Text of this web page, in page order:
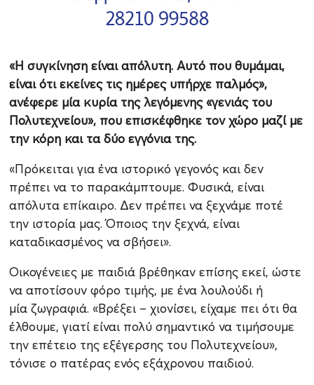
«Η συγκίνηση είναι απόλυτη. Αυτό που θυμάμαι,
είναι ότι εκείνες τις ημέρες υπήρχε παλμός»,
ανέφερε μία κυρία της λεγόμενης «γενιάς του
Πολυτεχνείου», που επισκέφθηκε τον χώρο μαζί με
την κόρη και τα δύο εγγόνια της.
«Πρόκειται για ένα ιστορικό γεγονός και δεν
πρέπει να το παρακάμπτουμε. Φυσικά, είναι
απόλυτα επίκαιρο. Δεν πρέπει να ξεχνάμε ποτέ
την ιστορία μας. Όποιος την ξεχνά, είναι
καταδικασμένος να σβήσει».
Οικογένειες με παιδιά βρέθηκαν επίσης εκεί, ώστε
να αποτίσουν φόρο τιμής, με ένα λουλούδι ή
μία ζωγραφιά. «Βρέξει – χιονίσει, είχαμε πει ότι θα
έλθουμε, γιατί είναι πολύ σημαντικό να τιμήσουμε
την επέτειο της εξέγερσης του Πολυτεχνείου»,
τόνισε ο πατέρας ενός εξάχρονου παιδιού.